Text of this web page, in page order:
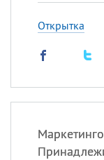
Открытка